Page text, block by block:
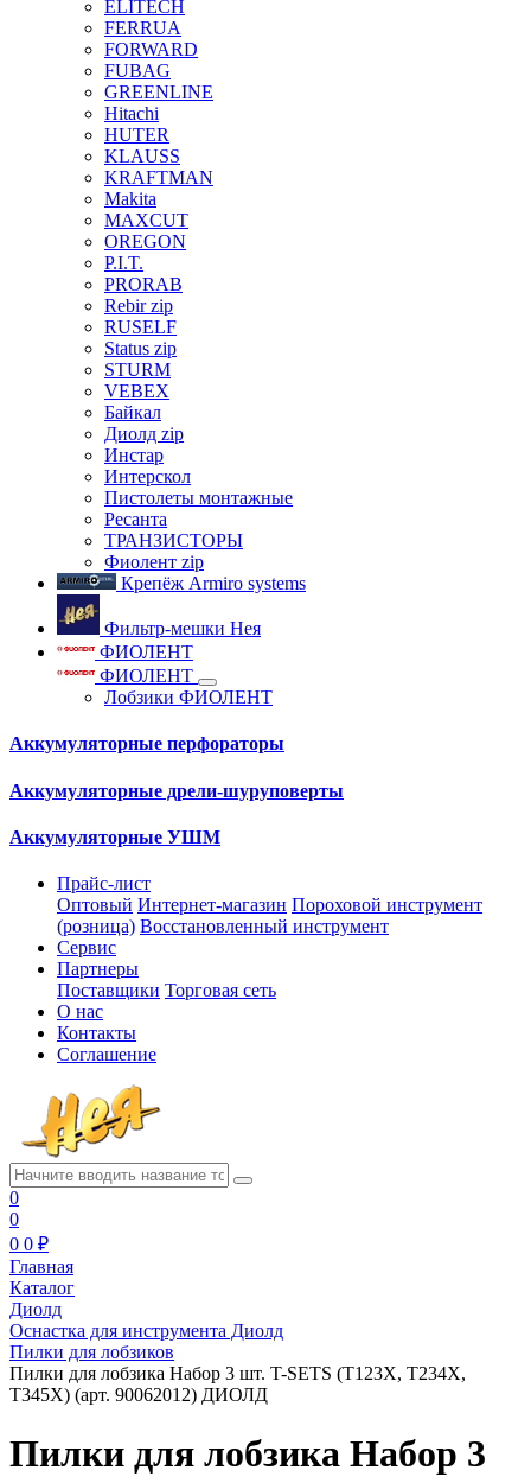
ELITECH
FERRUA
FORWARD
FUBAG
GREENLINE
Hitachi
HUTER
KLAUSS
KRAFTMAN
Makita
MAXCUT
OREGON
P.I.T.
PRORAB
Rebir zip
RUSELF
Status zip
STURM
VEBEX
Байкал
Диолд zip
Инстар
Интерскол
Пистолеты монтажные
Ресанта
ТРАНЗИСТОРЫ
Фиолент zip
Крепёж Armiro systems
Фильтр-мешки Нея
ФИОЛЕНТ
ФИОЛЕНТ
Лобзики ФИОЛЕНТ
Аккумуляторные перфораторы
Аккумуляторные дрели-шуруповерты
Аккумуляторные УШМ
Прайс-лист
Оптовый Интернет-магазин Пороховой инструмент
(розница) Восстановленный инструмент
Сервис
Партнеры
Поставщики Торговая сеть
О нас
Контакты
Соглашение
0
0
0 0 ₽
Главная
Каталог
Диолд
Оснастка для инструмента Диолд
Пилки для лобзиков
Пилки для лобзика Набор 3 шт. T-SETS (Т123X, Т234X,
Т345X) (арт. 90062012) ДИОЛД
Пилки для лобзика Набор 3